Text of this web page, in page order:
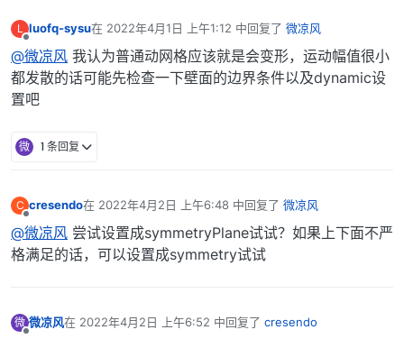
L luofq-sysu在 2022年4月1日 上午1:12 中回复了 微凉风
最后由 编辑
@微凉风 我认为普通动网格应该就是会变形，运动幅值很小
都发散的话可能先检查一下壁面的边界条件以及dynamic设
置吧
微 1 条回复
C cresendo在 2022年4月2日 上午6:48 中回复了 微凉风
最后由 编辑
@微凉风 尝试设置成symmetryPlane试试？如果上下面不严
格满足的话，可以设置成symmetry试试
微 微凉风在 2022年4月2日 上午6:52 中回复了 cresendo
最后由 编辑